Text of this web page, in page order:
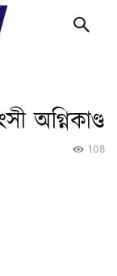
অগ্নিকাণ্ড
108